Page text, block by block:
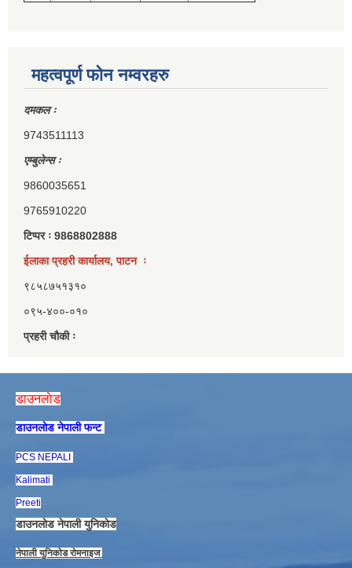
महत्वपूर्ण फोन नम्वरहरु
दमकल ः
9743511113
एम्बुलेन्स ः
9860035651
9765910220
टिप्पर ः 9868802888
ईलाका प्रहरी कार्यालय, पाटन ः
९८५८७५१३१०
०९५-४००-०१०
प्रहरी चौकी ः
डाउनलाेड
डाउनलाेड नेपाली फन्ट
PCS NEPALI
Kalimati
Preeti
डाउनलाेड नेपाली युनिकाेड
नेपाली युनिकाेड राेमनाइज